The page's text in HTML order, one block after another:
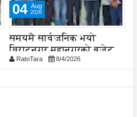
04 Aug
2026
समयमै सार्वजनिक भयो
विराटनगर महानगरको बजेट
पुस्तिका, कार्यान्वयन प्रक्रिया
पनि सुरु
RatoTara 8/4/2026